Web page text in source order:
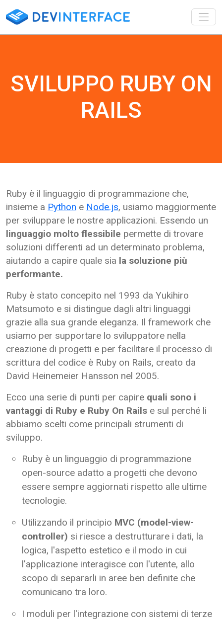
SVILUPPO RUBY ON
RAILS
Ruby è il linguaggio di programmazione che,
insieme a Python e Node.js, usiamo maggiormente
per sviluppare le nostre applicazioni. Essendo un
linguaggio molto flessibile permette di trovare
soluzioni differenti ad un determinato problema,
aiutando a capire quale sia la soluzione più
performante.
Ruby è stato concepito nel 1993 da Yukihiro
Matsumoto e si distingue dagli altri linguaggi
grazie alla sua grande eleganza. Il framework che
usiamo per supportare lo sviluppatore nella
creazione di progetti e per facilitare il processo di
scrittura del codice è Ruby on Rails, creato da
David Heinemeier Hansson nel 2005.
Ecco una serie di punti per capire quali sono i
vantaggi di Ruby e Ruby On Rails e sul perché li
abbiamo scelti come principali strumenti di
sviluppo.
Ruby è un linguaggio di programmazione
open-source adatto a progetti che devono
essere sempre aggiornati rispetto alle ultime
tecnologie.
Utilizzando il principio MVC (model-view-
controller) si riesce a destrutturare i dati, la
logica, l'aspetto estetico e il modo in cui
l'applicazione interagisce con l'utente, allo
scopo di separarli in aree ben definite che
comunicano tra loro.
I moduli per l'integrazione con sistemi di terze